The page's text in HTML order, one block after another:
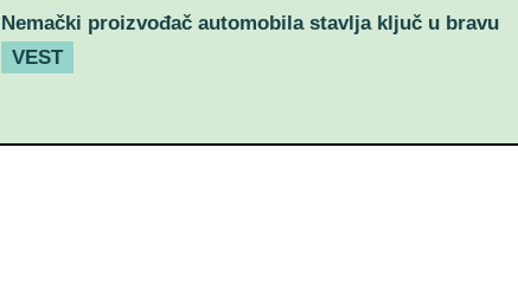
Nemački proizvođač automobila stavlja ključ u bravu
VEST